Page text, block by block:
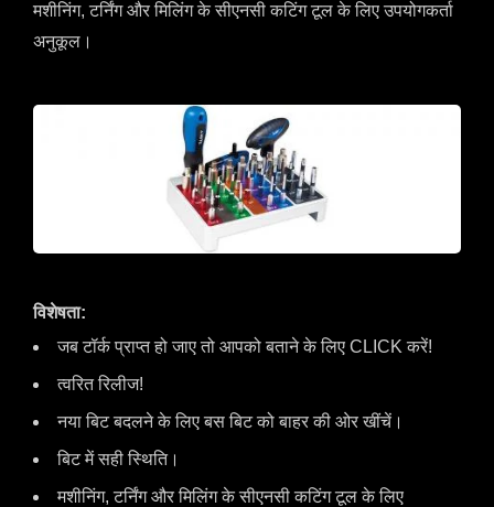
मशीनिंग, टर्निंग और मिलिंग के सीएनसी कटिंग टूल के लिए उपयोगकर्ता
अनुकूल।
विशेषता:
जब टॉर्क प्राप्त हो जाए तो आपको बताने के लिए CLICK करें!
त्वरित रिलीज!
नया बिट बदलने के लिए बस बिट को बाहर की ओर खींचें।
बिट में सही स्थिति।
मशीनिंग, टर्निंग और मिलिंग के सीएनसी कटिंग टूल के लिए